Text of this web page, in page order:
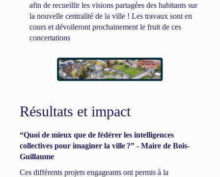
afin de recueillir les visions partagées des habitants sur
la nouvelle centralité de la ville ! Les travaux sont en
cours et dévoileront prochainement le fruit de ces
concertations
Résultats et impact
“Quoi de mieux que de fédérer les intelligences
collectives pour imaginer la ville ?” - Maire de Bois-
Guillaume
Ces différents projets engageants ont permis à la